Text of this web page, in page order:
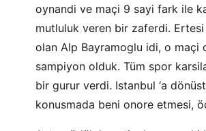
oynandi ve maçi 9 sayi fark ile
mutluluk veren bir zaferdi.
olan Alp Bayramoglu idi, o maçi
sampiyon olduk. Tüm spor
bir gurur verdi. Istanbul ‘a
konusmada beni onore etmesi,